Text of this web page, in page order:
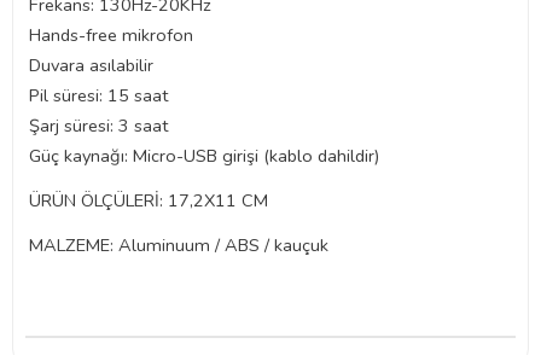
Frekans: 130Hz-20KHz
Hands-free mikrofon
Duvara asılabilir
Pil süresi: 15 saat
Şarj süresi: 3 saat
Güç kaynağı: Micro-USB girişi (kablo dahildir)
ÜRÜN ÖLÇÜLERİ: 17,2X11 CM
MALZEME: Aluminuum / ABS / kauçuk